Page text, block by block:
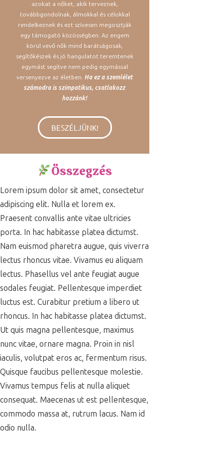
azokat a nőket, akik terveznek,
továbbgondolnak, álmokkal és célokkal
rendelkeznek és ezt szívesen megosztják
egy támogató közösségben. Az engem
körül vevő nők mind barátságosak,
segítőkészek és jó hangulatot teremtenek
egymást segítve nem pedig egymással
versenyezve az életben. Ha ez a szemlélet
számodra is szimpatikus, csatlakozz
hozzánk!
BESZÉLJÜNK!
Összegzés
Lorem ipsum dolor sit amet, consectetur
adipiscing elit. Nulla et lorem ex.
Praesent convallis ante vitae ultricies
porta. In hac habitasse platea dictumst.
Nam euismod pharetra augue, quis viverra
lectus rhoncus vitae. Vivamus eu aliquam
lectus. Phasellus vel ante feugiat augue
sodales feugiat. Pellentesque imperdiet
luctus est. Curabitur pretium a libero ut
rhoncus. In hac habitasse platea dictumst.
Ut quis magna pellentesque, maximus
nunc vitae, ornare magna. Proin in nisl
iaculis, volutpat eros ac, fermentum risus.
Quisque faucibus pellentesque molestie.
Vivamus tempus felis at nulla aliquet
consequat. Maecenas ut est pellentesque,
commodo massa at, rutrum lacus. Nam id
odio nulla.